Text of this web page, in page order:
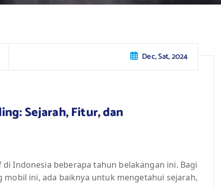
Dec, Sat, 2024
Sejarah, Fitur, dan
Indonesia beberapa tahun belakangan ini. Bagi
ini, ada baiknya untuk mengetahui sejarah,